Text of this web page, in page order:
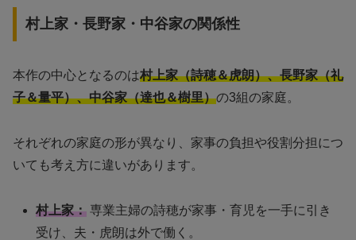
村上家・長野家・中谷家の関係性
本作の中心となるのは村上家（詩穂＆虎朗）、長野家（礼
子＆量平）、中谷家（達也＆樹里）の3組の家庭。
それぞれの家庭の形が異なり、家事の負担や役割分担につ
いても考え方に違いがあります。
村上家： 専業主婦の詩穂が家事・育児を一手に引き
受け、夫・虎朗は外で働く。